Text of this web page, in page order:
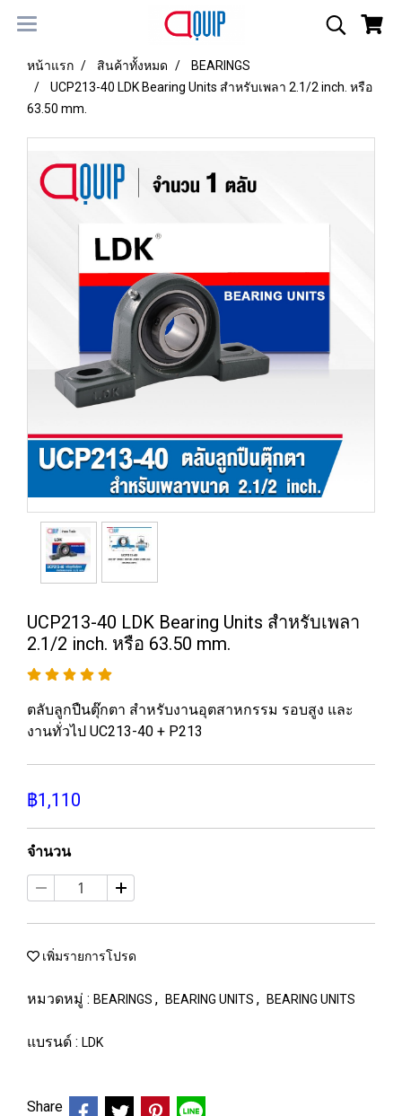
หน้าแรก สินค้าทั้งหมด
BEARINGS
UCP213-40 LDK Bearing Units สำหรับเพลา 2.1/2 inch. หรือ
63.50 mm.
UCP213-40 LDK Bearing Units สำหรับเพลา
2.1/2 inch. หรือ 63.50 mm.
ตลับลูกปืนตุ๊กตา สำหรับงานอุตสาหกรรม รอบสูง และ
งานทั่วไป UC213-40 + P213
฿1,110
จำนวน
เพิ่มรายการโปรด
หมวดหมู่ : BEARINGS , BEARING UNITS , BEARING UNITS
แบรนด์ : LDK
Share